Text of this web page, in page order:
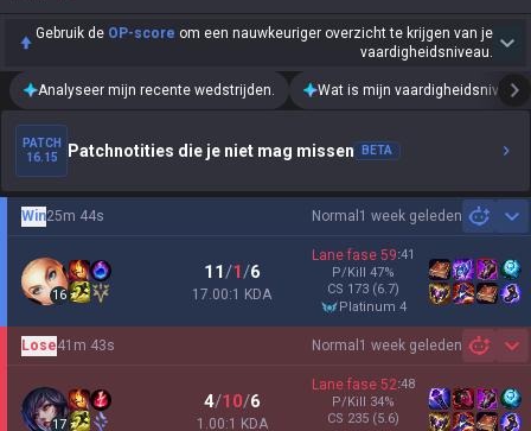
Gebruik de OP-score om een nauwkeuriger overzicht te krijgen van je
vaardigheidsniveau.
Analyseer mijn recente wedstrijden. Wat is mijn vaardigheidsniveau?
PATCH
16.15
Patchnotities die je niet mag missen BETA
Normal 1 week geleden
Win25m 44s
16
11/1/6
17.00:1 KDA
Lane fase 59:41
P/Kill 47%
CS 173 (6.7)
platinum 4
Normal 1 week geleden
Lose41m 43s
17
4/10/6
1.00:1 KDA
Lane fase 52:48
P/Kill 34%
CS 235 (5.6)